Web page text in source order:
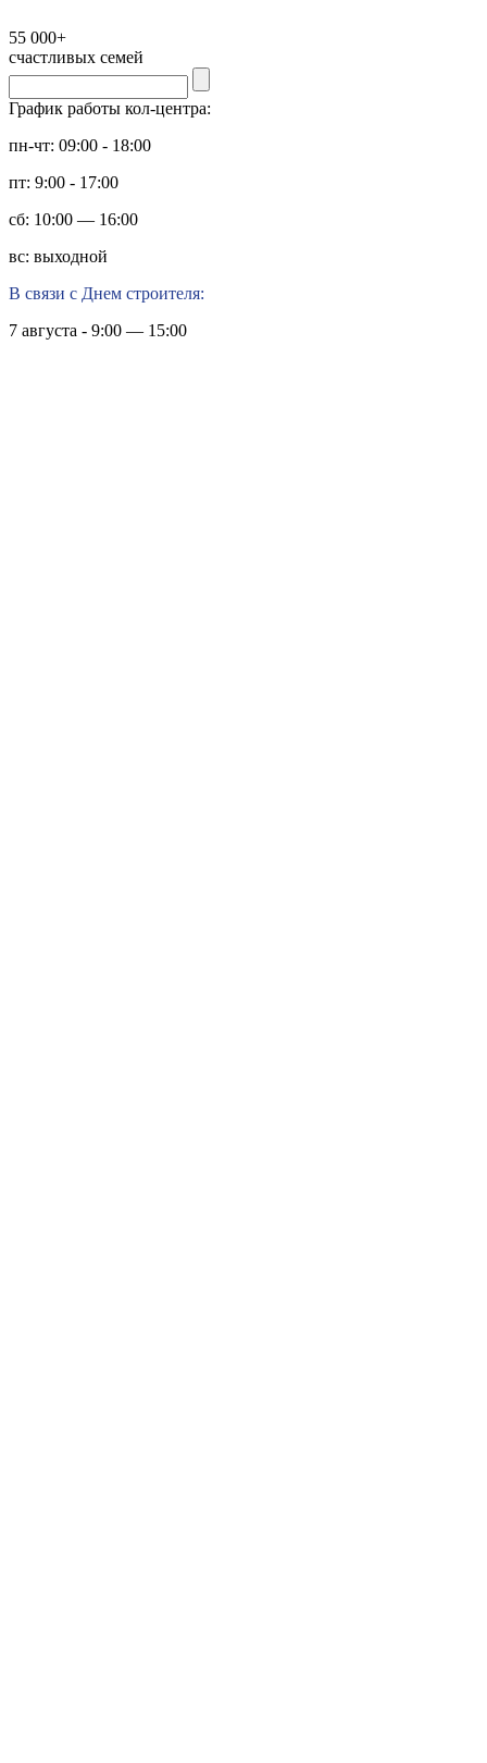
55 000+
счастливых семей
График работы кол-центра:
пн-чт: 09:00 - 18:00
пт: 9:00 - 17:00
сб: 10:00 — 16:00
вс: выходной
В связи с Днем строителя:
7 августа - 9:00 — 15:00